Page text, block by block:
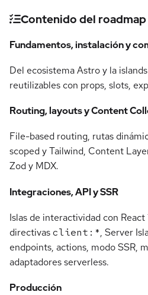
Contenido del roadmap
Fundamentos, instalación y
Del ecosistema Astro y la
reutilizables con props, slots,
Routing, layouts y Content
File-based routing, rutas
scoped y Tailwind, Content
Zod y MDX.
Integraciones, API y SSR
Islas de interactividad con React
directivasclient:*, Server
endpoints, actions, modo SSR,
adaptadores serverless.
Producción